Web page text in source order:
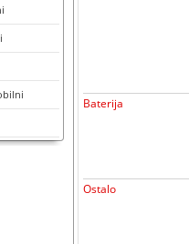
Baterija
Ostalo